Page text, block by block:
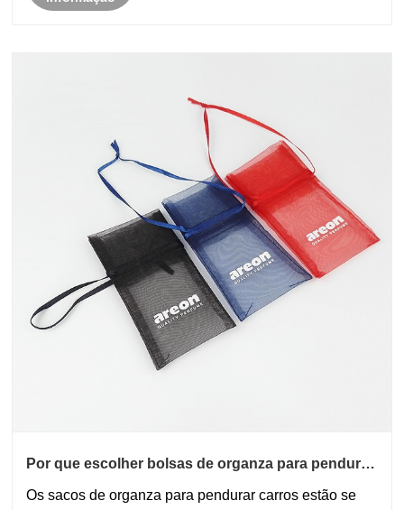
Por que escolher bolsas de organza para pendurar
Os sacos de organza para pendurar carros estão se